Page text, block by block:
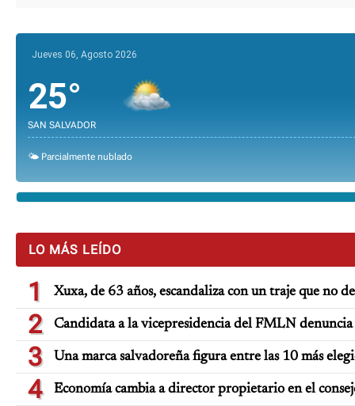
Jueves 06, Agosto 2026
25°
SAN SALVADOR
🌤️ Parcialmente nublado
LO MÁS LEÍDO
1 Xuxa, de 63 años, escandaliza con un traje que no
2 Candidata a la vicepresidencia del FMLN
3 Una marca salvadoreña figura entre las 10 más
4 Economía cambia a director propietario en el